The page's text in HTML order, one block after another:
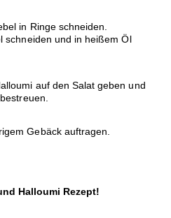
in Ringe schneiden.
schneiden und in heißem Öl
auf den Salat geben und
Gebäck auftragen.
Halloumi Rezept!